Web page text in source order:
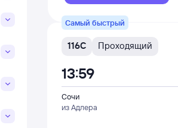
Самый быстрый
116С Проходящий
Сочи
из Адлера
13:59